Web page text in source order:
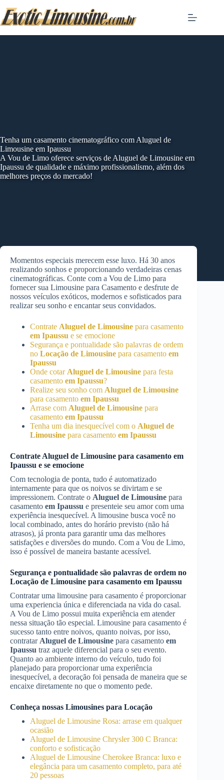
to
content
Tenha um casamento cinematográfico com Aluguel de
Limousine em Ipaussu
A Vou de Limo oferece serviços de Aluguel de Limousine em
Ipaussu de qualidade e máximo profissionalismo, além dos
melhores preços do mercado!
Momentos especiais merecem esse luxo. Há 30 anos
realizando sonhos e proporcionando verdadeiras cenas
cinematográficas. Conte com a Vou de Limo para
fornecer sua Limousine para Casamento e desfrute de
nossos veículos exóticos, modernos e sofisticados para
realizar seu sonho e encantar seus convidados.
Contrate Aluguel de Limousine para casamento
em Ipaussu e se emocione
Segurança e pontualidade são palavras de ordem
no Locação de Limousine para casamento em
Ipaussu
Onde cotar Aluguel de Limousine para festa
casamento em Ipaussu?
Realize seu sonho com Aluguel de Limousine
para casamento em Ipaussu
Arrase com Aluguel de Limousine para
casamento em Ipaussu
Tenha um dia inesquecível com o Aluguel de
Limousine para casamento em Ipaussu
Contrate Aluguel de Limousine para casamento em
Ipaussu e se emocione
Com tecnologia de ponta, tudo é automatizado
internamente para que os noivos se divirtam e se
impressionem. Contrate o Aluguel de Limousine para
casamento em Ipaussu e presenteie seu amor com uma
experiência inesquecível. A limousine busca você no
local combinado, antes do horário previsto (não há
atrasos), já pronta para garantir uma das melhores
satisfações e diversões do mundo. Com a Vou de Limo,
isso é possível de maneira bastante acessível.
Segurança e pontualidade são palavras de ordem no
Locação de Limousine para casamento em Ipaussu
Contratar uma limousine para casamento é proporcionar
uma experiencia única e diferenciada na vida do casal.
A Vou de Limo possui muita experiência em atender
nessa situação tão especial. Limousine para casamento é
sucesso tanto entre noivos, quanto noivas, por isso,
contratar Aluguel de Limousine para casamento em
Ipaussu traz aquele diferencial para o seu evento.
Quanto ao ambiente interno do veículo, tudo foi
planejado para proporcionar uma experiência
inesquecível, a decoração foi pensada de maneira que se
encaixe diretamente no que o momento pede.
Conheça nossas Limousines para Locação
Aluguel de Limousine Rosa: arrase em qualquer
ocasião
Aluguel de Limousine Chrysler 300 C Branca:
conforto e sofisticação
Aluguel de Limousine Cherokee Branca: luxo e
elegância para um casamento completo, para até
20 pessoas